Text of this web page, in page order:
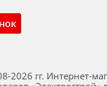
2026 гг. Интернет-